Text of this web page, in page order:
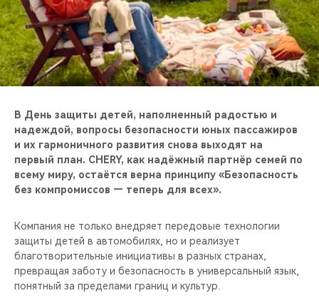
CHERY И СПОРТ
НАШИ МЕРОПРИЯТИЯ
ВИДЕООБЗОРЫ
CHERY ДЛЯ ДЕТЕЙ
В День защиты детей, наполненный радостью и
надеждой, вопросы безопасности юных пассажиров
и их гармоничного развития снова выходят на
первый план. CHERY, как надёжный партнёр семей по
всему миру, остаётся верна принципу «Безопасность
без компромиссов — теперь для всех».
Компания не только внедряет передовые технологии
защиты детей в автомобилях, но и реализует
благотворительные инициативы в разных странах,
превращая заботу и безопасность в универсальный язык,
понятный за пределами границ и культур.